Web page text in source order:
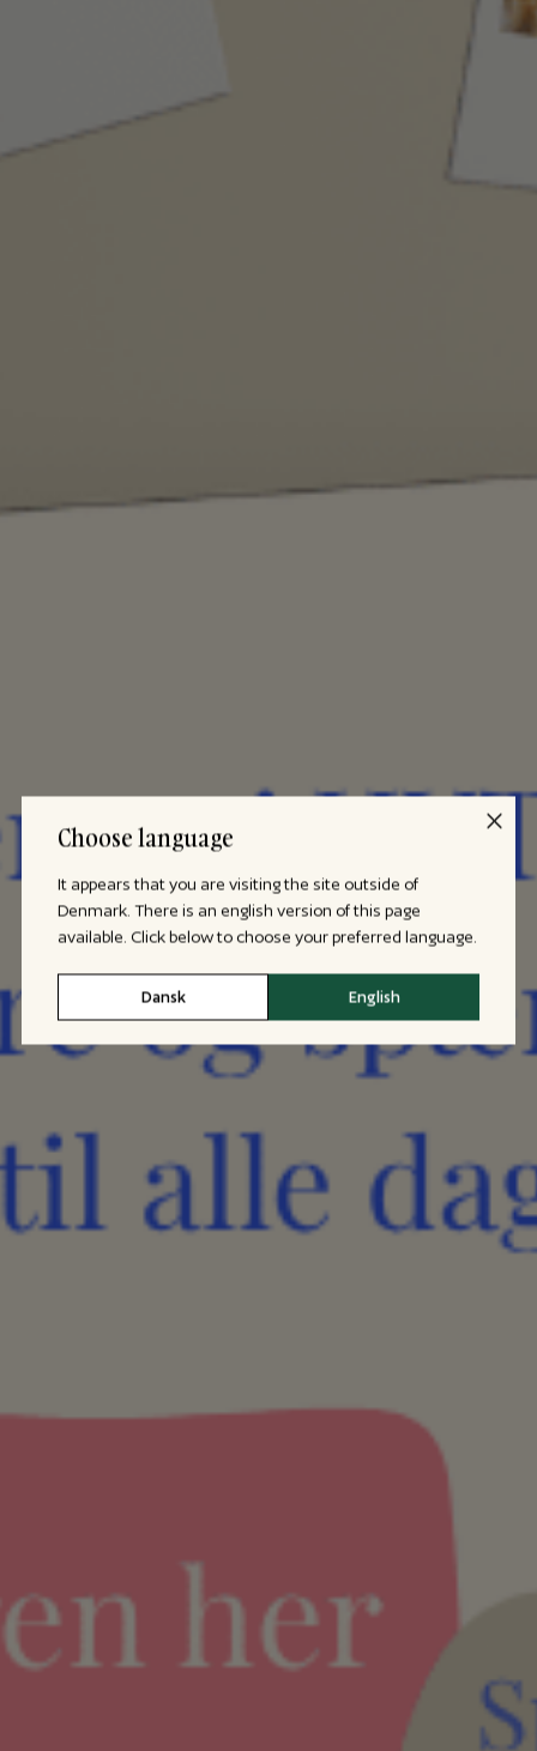
Choose language
It appears that you are visiting the site outside of
Denmark. There is an english version of this page
available. Click below to choose your preferred language.
Dansk English